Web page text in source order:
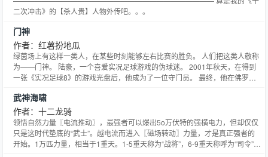
二次冲击》的【杀人贵】人物外传吧。。。
门神
作者：红薯扮地瓜
绿茵场上有这样一类人，在某些时刻能够左右比赛的胜负。 人们把这类人敬称
为——门神。 陆豪，一个喜爱实况足球游戏的伪球迷。 2001年秋天，在得到
一张《实况足球8》的游戏光盘后，他成为了一位守门员。 最终，他在佛罗伦
武神海啸
作者：十二龙骑
领悟自然力量〖电流推动〗，最强者可以爆出5o万伏特的强横电力，但却仅仅
只是这时代垫底的“武士”。越电流而进入〖磁场转动〗力量，才是真正强者的
开始。1万匹力量，相当于1重天。1-5重天称为“战将”，6-9重天称呼为“司令”。